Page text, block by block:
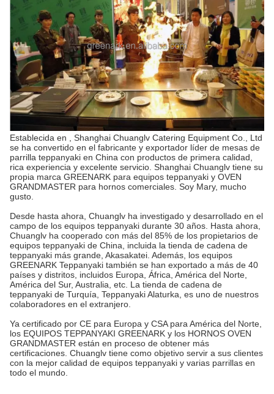
Establecida en , Shanghai Chuanglv Catering Equipment Co., Ltd
se ha convertido en el fabricante y exportador líder de mesas de
parrilla teppanyaki en China con productos de primera calidad,
rica experiencia y excelente servicio. Shanghai Chuanglv tiene su
propia marca GREENARK para equipos teppanyaki y OVEN
GRANDMASTER para hornos comerciales. Soy Mary, mucho
gusto.
Desde hasta ahora, Chuanglv ha investigado y desarrollado en el
campo de los equipos teppanyaki durante 30 años. Hasta ahora,
Chuanglv ha cooperado con más del 85% de los propietarios de
equipos teppanyaki de China, incluida la tienda de cadena de
teppanyaki más grande, Akasakatei. Además, los equipos
GREENARK Teppanyaki también se han exportado a más de 40
países y distritos, incluidos Europa, África, América del Norte,
América del Sur, Australia, etc. La tienda de cadena de
teppanyaki de Turquía, Teppanyaki Alaturka, es uno de nuestros
colaboradores en el extranjero.
Ya certificado por CE para Europa y CSA para América del Norte,
los EQUIPOS TEPPANYAKI GREENARK y los HORNOS OVEN
GRANDMASTER están en proceso de obtener más
certificaciones. Chuanglv tiene como objetivo servir a sus clientes
con la mejor calidad de equipos teppanyaki y varias parrillas en
todo el mundo.